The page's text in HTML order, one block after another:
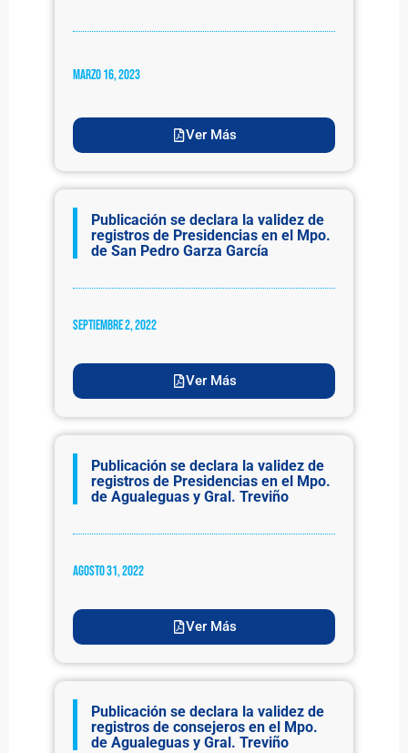
marzo 16, 2023
Ver Más
Publicación se declara la validez de
registros de Presidencias en el Mpo.
de San Pedro Garza García
septiembre 2, 2022
Ver Más
Publicación se declara la validez de
registros de Presidencias en el Mpo.
de Agualeguas y Gral. Treviño
agosto 31, 2022
Ver Más
Publicación se declara la validez de
registros de consejeros en el Mpo.
de Agualeguas y Gral. Treviño